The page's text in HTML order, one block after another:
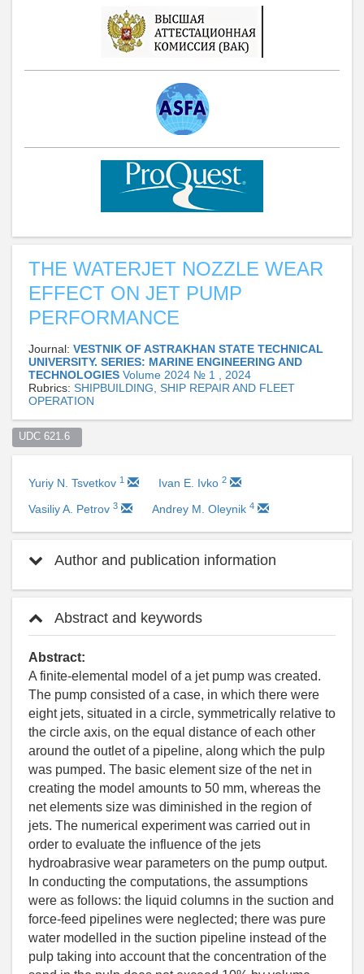
THE WATERJET NOZZLE WEAR
EFFECT ON JET PUMP
PERFORMANCE
Journal: VESTNIK OF ASTRAKHAN STATE TECHNICAL
UNIVERSITY. SERIES: MARINE ENGINEERING AND
TECHNOLOGIES Volume 2024 № 1 , 2024
Rubrics: SHIPBUILDING, SHIP REPAIR AND FLEET
OPERATION
UDC 621.6
Yuriy N. Tsvetkov 1 Ivan E. Ivko 2
Vasiliy A. Petrov 3 Andrey M. Oleynik 4
Author and publication information
Abstract and keywords
Abstract:
A finite-elemental model of a jet pump was created.
The pump consisted of a case, in which there were
eight jets, situated in a circle, symmetrically relative to
the circle axis, on the equal distance of each other
around the outlet of a pipeline, along which the pulp
was pumped. The basic element size of the net in
creating the model amounts to 50 mm, whereas the
net elements size was diminished in the region of
jets. The numerical experiment was carried out in
order to evaluate the influence of the jets
hydroabrasive wear parameters on the pump output.
In conducting the computations, the assumptions
were as follows: the liquid columns in the suction and
force-feed pipelines were neglected; there was pure
water modelled in the suction pipeline instead of the
pulp taking into account that the concentration of the